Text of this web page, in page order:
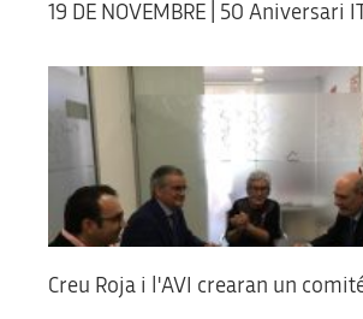
19 DE NOVEMBRE | 50 Aniversari
Creu Roja i l'AVI crearan un